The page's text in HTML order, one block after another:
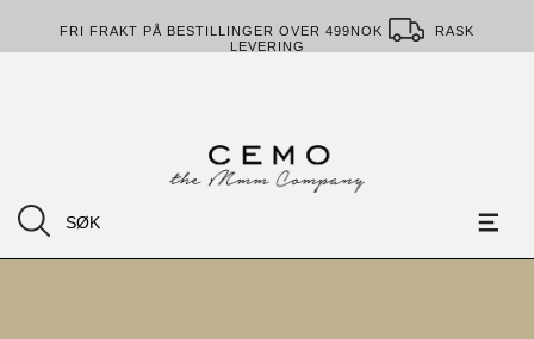
FRI FRAKT PÅ BESTILLINGER OVER 499NOK
RASK
LEVERING